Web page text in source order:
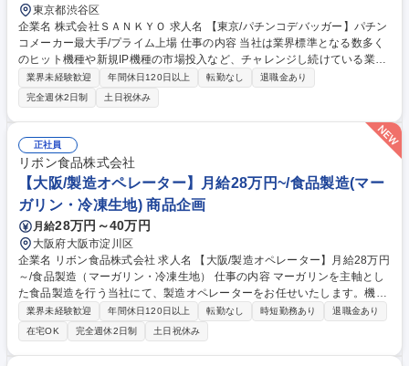
東京都渋谷区
企業名 株式会社ＳＡＮＫＹＯ 求人名 【東京/パチンコデバッガー】パチン
コメーカー最大手/プライム上場 仕事の内容 当社は業界標準となる数多く
のヒット機種や新規IP機種の市場投入など、チャレンジし続けている業界
最大手の遊技機メーカーです。そんな当社にて、パチンコのデバッグ、品
質管理業務を担当いただきます。 【具体的には】■デバッグ:機械全体のチ
ェックを行い不具合の発見及び検証作業 ■管理業務:協力会社への対応及び
スケジュール調整、品質管理業務 募集職種 【東京/パチンコデバッガー】
パチンコメーカー最大手/プライム上場
業界未経験歓迎 年間休日120日以上 転勤なし
退職金あり
完全週休2日制
土日祝休み
正社員
リボン食品株式会社
【大阪/製造オペレーター】月給28万円~/食品製造(マー
ガリン・冷凍生地) 商品企画
月給28万円～40万円
大阪府大阪市淀川区
企業名 リボン食品株式会社 求人名 【大阪/製造オペレーター】月給28万円
～/食品製造（マーガリン・冷凍生地） 仕事の内容 マーガリンを主軸とし
た食品製造を行う当社にて、製造オペレーターをお任せいたします。機械
操作と品質管理を通じて、製品の安定生産を支える重要な役割を担ってい
ただきます。 ■製造ラインのオペレーション・管理 マーガリンおよび冷凍
パイ生地製造の機械運用・監視、製品品質チェック ■包装ラインの機械オ
ペレーション 製品の梱包・パッケージング業務の指示出しおよび品質管理
業界未経験歓迎 年間休日120日以上 転勤なし 時短勤務あり
退職金あり
在宅OK
完全週休2日制 土日祝休み